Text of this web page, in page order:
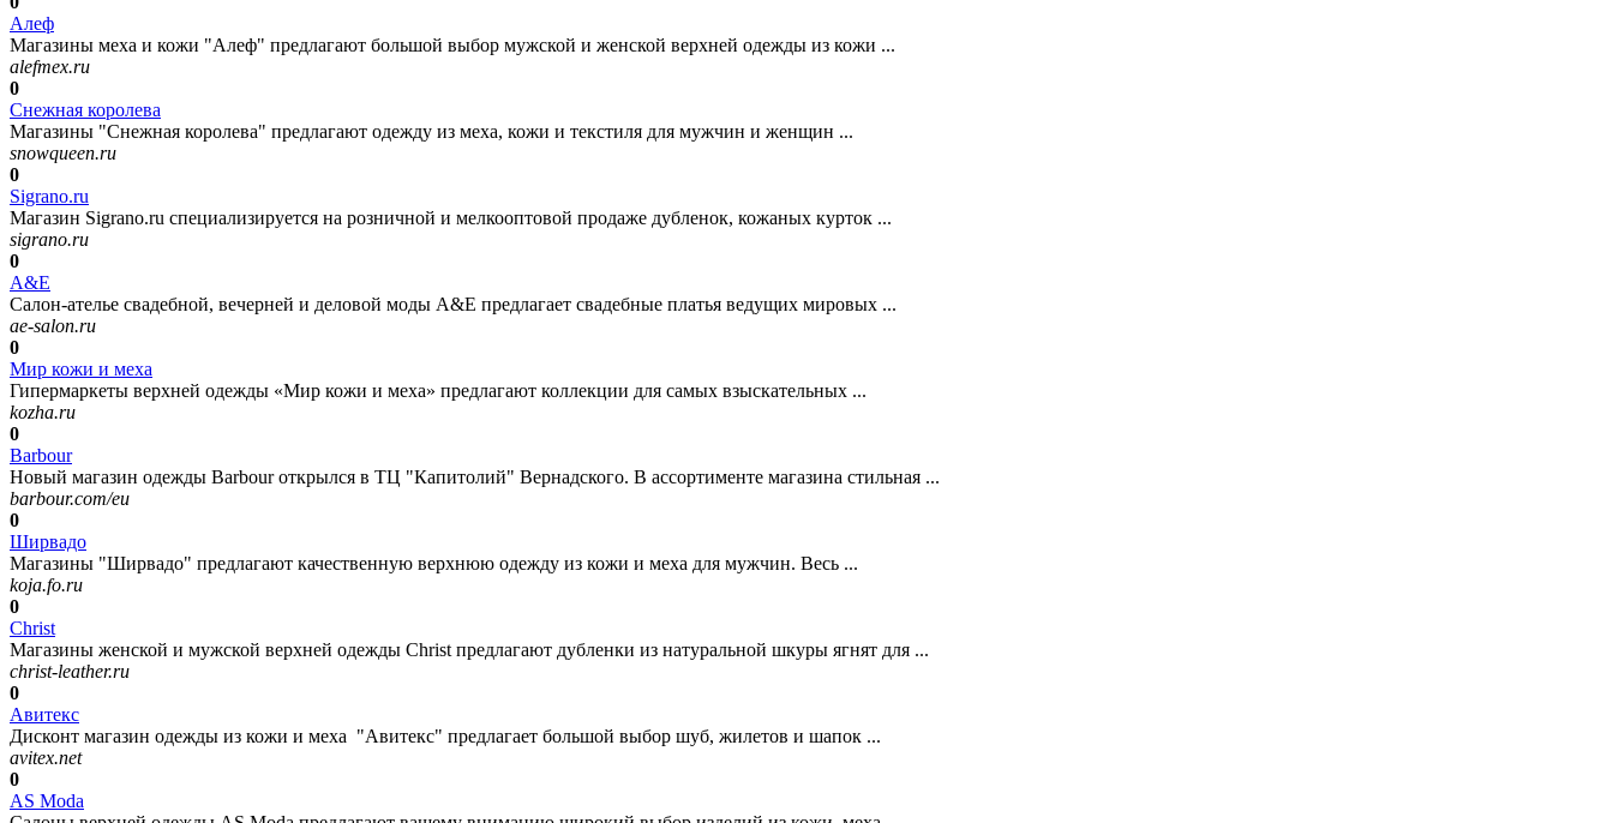
Алеф
Магазины меха и кожи "Алеф" предлагают большой выбор мужской и женской верхней одежды из кожи ...
alefmex.ru
0
Снежная королева
Магазины "Снежная королева" предлагают одежду из меха, кожи и текстиля для мужчин и женщин ...
snowqueen.ru
0
Sigrano.ru
Магазин Sigrano.ru специализируется на розничной и мелкооптовой продаже дубленок, кожаных курток ...
sigrano.ru
0
А&Е
Салон-ателье свадебной, вечерней и деловой моды А&Е предлагает свадебные платья ведущих мировых ...
ae-salon.ru
0
Мир кожи и меха
Гипермаркеты верхней одежды «Мир кожи и меха» предлагают коллекции для самых взыскательных ...
kozha.ru
0
Barbour
Новый магазин одежды Barbour открылся в ТЦ "Капитолий" Вернадского. В ассортименте магазина стильная ...
barbour.com/eu
0
Ширвадо
Магазины "Ширвадо" предлагают качественную верхнюю одежду из кожи и меха для мужчин. Весь ...
koja.fo.ru
0
Christ
Магазины женской и мужской верхней одежды Christ предлагают дубленки из натуральной шкуры ягнят для ...
christ-leather.ru
0
Авитекс
Дисконт магазин одежды из кожи и меха "Авитекс" предлагает большой выбор шуб, жилетов и шапок ...
avitex.net
0
AS Moda